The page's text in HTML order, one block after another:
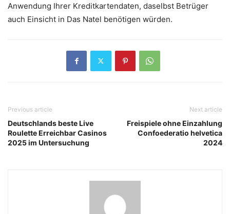
Anwendung Ihrer Kreditkartendaten, daselbst Betrüger
auch Einsicht in Das Natel benötigen würden.
Previous article
Deutschlands beste Live
Roulette Erreichbar Casinos
2025 im Untersuchung
Next article
Freispiele ohne Einzahlung
Confoederatio helvetica
2024